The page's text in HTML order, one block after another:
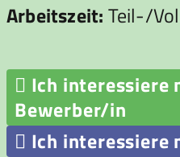
Arbeitszeit:Teil-/
 Ich interessiere
Bewerber/in
 Ich interessiere